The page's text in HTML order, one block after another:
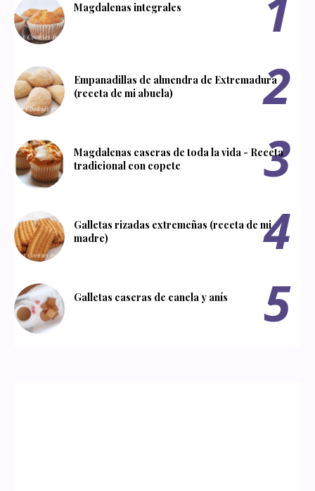
Magdalenas integrales
Empanadillas de almendra de Extremadura
(receta de mi abuela)
Magdalenas caseras de toda la vida - Receta
tradicional con copete
Galletas rizadas extremeñas (receta de mi
madre)
Galletas caseras de canela y anís